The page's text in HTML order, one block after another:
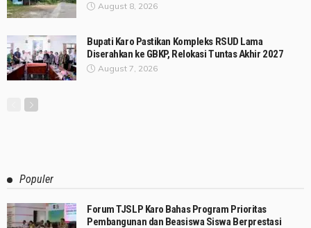
August 8, 2026
Bupati Karo Pastikan Kompleks RSUD Lama
Diserahkan ke GBKP, Relokasi Tuntas Akhir 2027
August 7, 2026
Populer
Forum TJSLP Karo Bahas Program Prioritas
Pembangunan dan Beasiswa Siswa Berprestasi